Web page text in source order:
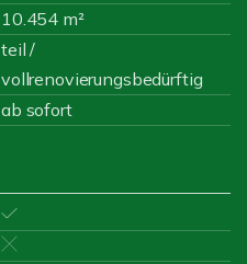
10.454 m²
teil /
vollrenovierungsbedürftig
ab sofort